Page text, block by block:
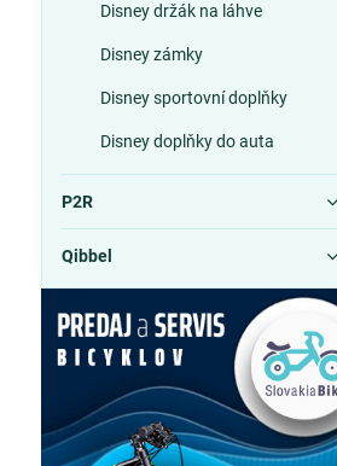
Disney držák na láhve
Disney zámky
Disney sportovní doplňky
Disney doplňky do auta
P2R
Qibbel